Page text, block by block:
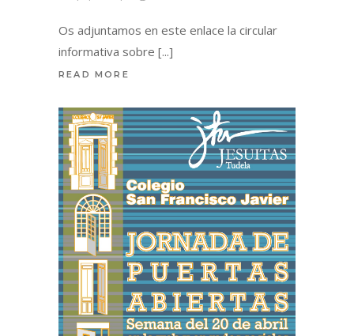
Os adjuntamos en este enlace la circular
informativa sobre
READ MORE